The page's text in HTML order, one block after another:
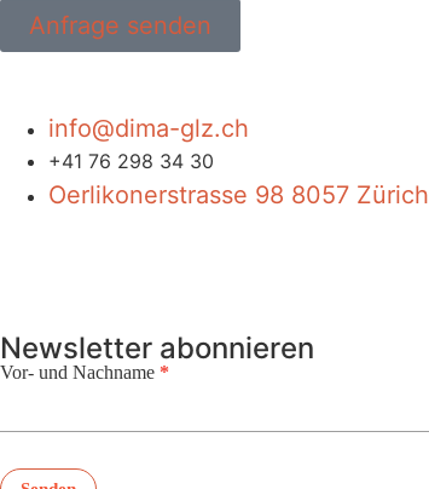
Anfrage senden
info@dima-glz.ch
+41 76 298 34 30
Oerlikonerstrasse 98 8057 Zürich
Newsletter abonnieren
Newsletter
Vor- und Nachname *